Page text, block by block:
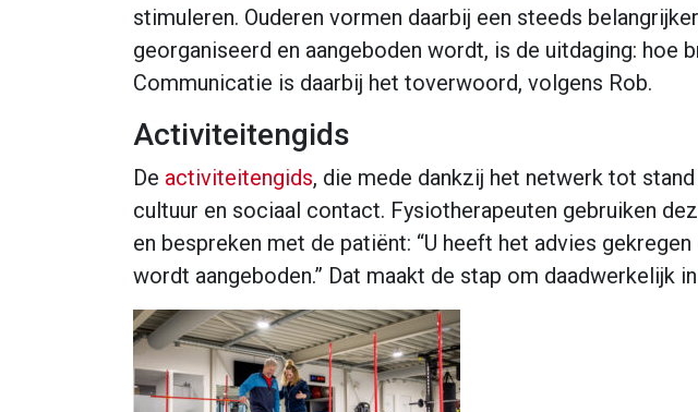
stimuleren. Ouderen vormen daarbij een steeds
georganiseerd en aangeboden wordt, is de uitdaging: hoe
Communicatie is daarbij het toverwoord, volgens Rob.
Activiteitengids
De activiteitengids, die mede dankzij het netwerk tot
cultuur en sociaal contact. Fysiotherapeuten gebruiken
en bespreken met de patiënt: “U heeft het advies
wordt aangeboden.” Dat maakt de stap om daadwerkelijk